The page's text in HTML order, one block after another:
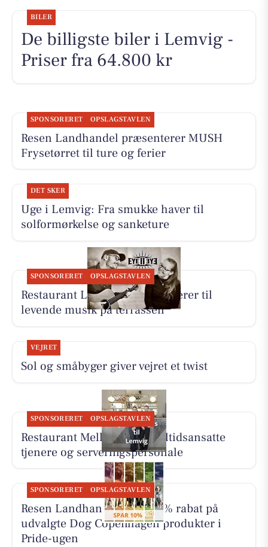
BILER
De billigste biler i Lemvig -
Priser fra 64.800 kr
SPONSORERET OPSLAGSTAVLEN
Resen Landhandel præsenterer MUSH
Frysetørret til ture og ferier
DET SKER
Uge i Lemvig: Fra smukke haver til
solformørkelse og sanketure
SPONSORERET OPSLAGSTAVLEN
Restaurant Luna Lemvig inviterer til
levende musik på terrassen
VEJRET
Sol og småbyger giver vejret et twist
SPONSORERET OPSLAGSTAVLEN
Restaurant Mellow søger deltidsansatte
tjenere og serveringspersonale
SPONSORERET OPSLAGSTAVLEN
Resen Landhandel giver 10% rabat på
udvalgte Dog Copenhagen produkter i
Pride-ugen